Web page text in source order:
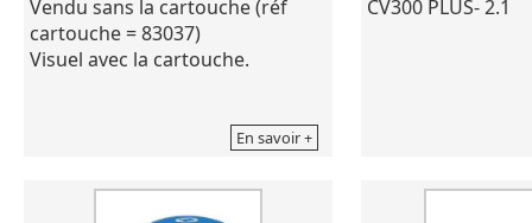
Vendu sans la cartouche (réf
cartouche = 83037)
Visuel avec la cartouche.
En savoir +
CV300 PLUS- 2.1